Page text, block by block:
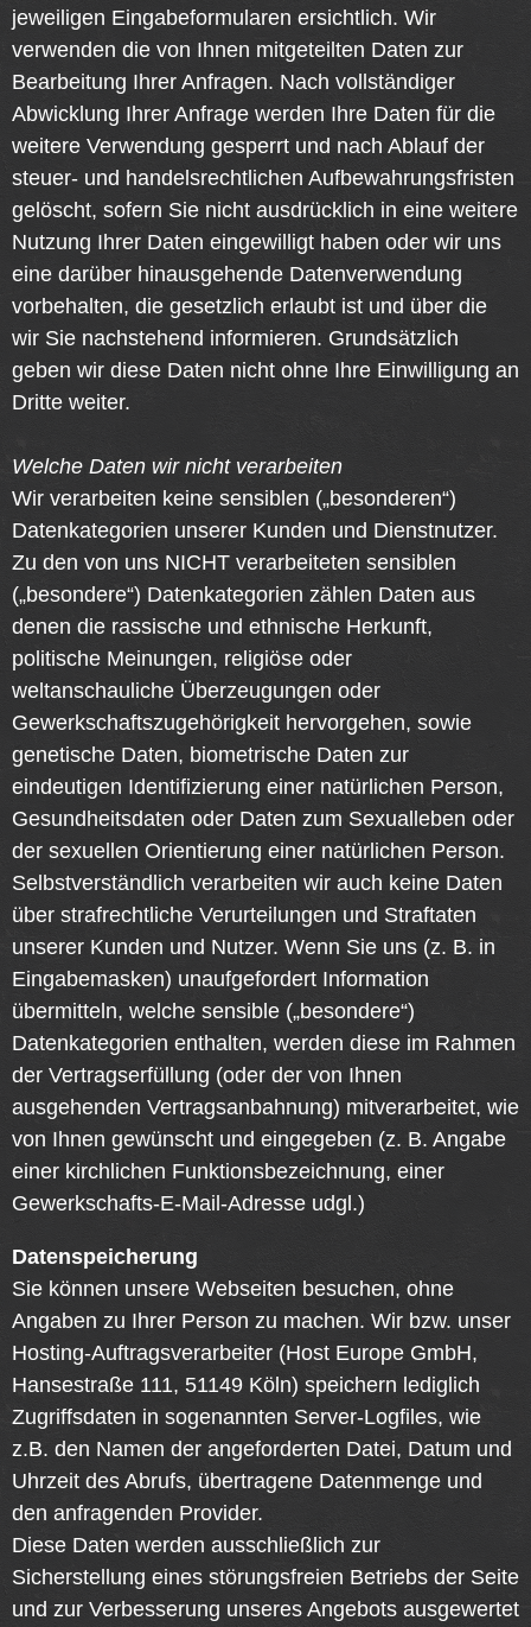
jeweiligen Eingabeformularen ersichtlich. Wir
verwenden die von Ihnen mitgeteilten Daten zur
Bearbeitung Ihrer Anfragen. Nach vollständiger
Abwicklung Ihrer Anfrage werden Ihre Daten für die
weitere Verwendung gesperrt und nach Ablauf der
steuer- und handelsrechtlichen Aufbewahrungsfristen
gelöscht, sofern Sie nicht ausdrücklich in eine weitere
Nutzung Ihrer Daten eingewilligt haben oder wir uns
eine darüber hinausgehende Datenverwendung
vorbehalten, die gesetzlich erlaubt ist und über die
wir Sie nachstehend informieren. Grundsätzlich
geben wir diese Daten nicht ohne Ihre Einwilligung an
Dritte weiter.
Welche Daten wir nicht verarbeiten
Wir verarbeiten keine sensiblen („besonderen“)
Datenkategorien unserer Kunden und Dienstnutzer.
Zu den von uns NICHT verarbeiteten sensiblen
(„besondere“) Datenkategorien zählen Daten aus
denen die rassische und ethnische Herkunft,
politische Meinungen, religiöse oder
weltanschauliche Überzeugungen oder
Gewerkschaftszugehörigkeit hervorgehen, sowie
genetische Daten, biometrische Daten zur
eindeutigen Identifizierung einer natürlichen Person,
Gesundheitsdaten oder Daten zum Sexualleben oder
der sexuellen Orientierung einer natürlichen Person.
Selbstverständlich verarbeiten wir auch keine Daten
über strafrechtliche Verurteilungen und Straftaten
unserer Kunden und Nutzer. Wenn Sie uns (z. B. in
Eingabemasken) unaufgefordert Information
übermitteln, welche sensible („besondere“)
Datenkategorien enthalten, werden diese im Rahmen
der Vertragserfüllung (oder der von Ihnen
ausgehenden Vertragsanbahnung) mitverarbeitet, wie
von Ihnen gewünscht und eingegeben (z. B. Angabe
einer kirchlichen Funktionsbezeichnung, einer
Gewerkschafts-E-Mail-Adresse udgl.)
Datenspeicherung
Sie können unsere Webseiten besuchen, ohne
Angaben zu Ihrer Person zu machen. Wir bzw. unser
Hosting-Auftragsverarbeiter (Host Europe GmbH,
Hansestraße 111, 51149 Köln) speichern lediglich
Zugriffsdaten in sogenannten Server-Logfiles, wie
z.B. den Namen der angeforderten Datei, Datum und
Uhrzeit des Abrufs, übertragene Datenmenge und
den anfragenden Provider.
Diese Daten werden ausschließlich zur
Sicherstellung eines störungsfreien Betriebs der Seite
und zur Verbesserung unseres Angebots ausgewertet